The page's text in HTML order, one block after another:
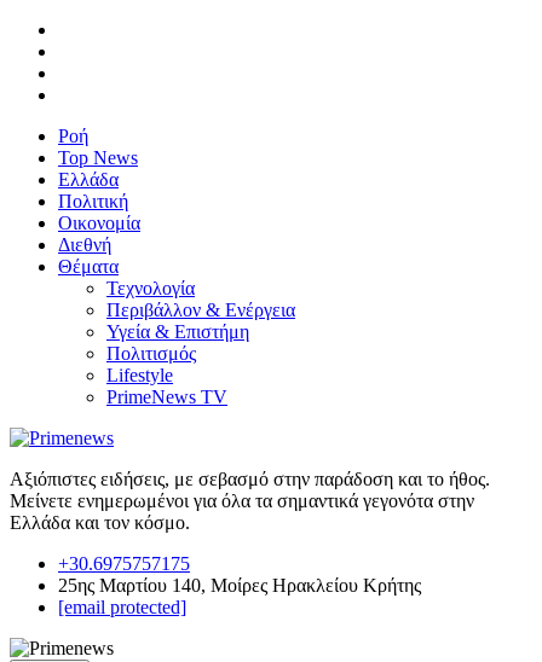
Ροή
Top News
Ελλάδα
Πολιτική
Οικονομία
Διεθνή
Θέματα
Τεχνολογία
Περιβάλλον & Ενέργεια
Υγεία & Επιστήμη
Πολιτισμός
Lifestyle
PrimeNews TV
Αξιόπιστες ειδήσεις, με σεβασμό στην παράδοση και το ήθος.
Μείνετε ενημερωμένοι για όλα τα σημαντικά γεγονότα στην
Ελλάδα και τον κόσμο.
+30.6975757175
25ης Μαρτίου 140, Μοίρες Ηρακλείου Κρήτης
[email protected]